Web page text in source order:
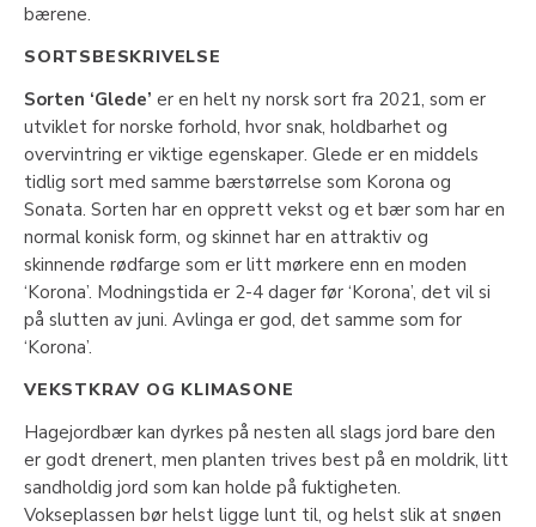
bærene.
SORTSBESKRIVELSE
Sorten ‘Glede’ er en helt ny norsk sort fra 2021, som er
utviklet for norske forhold, hvor snak, holdbarhet og
overvintring er viktige egenskaper. Glede er en middels
tidlig sort med samme bærstørrelse som Korona og
Sonata. Sorten har en opprett vekst og et bær som har en
normal konisk form, og skinnet har en attraktiv og
skinnende rødfarge som er litt mørkere enn en moden
‘Korona’. Modningstida er 2-4 dager før ‘Korona’, det vil si
på slutten av juni. Avlinga er god, det samme som for
‘Korona’.
VEKSTKRAV OG KLIMASONE
Hagejordbær kan dyrkes på nesten all slags jord bare den
er godt drenert, men planten trives best på en moldrik, litt
sandholdig jord som kan holde på fuktigheten.
Vokseplassen bør helst ligge lunt til, og helst slik at snøen